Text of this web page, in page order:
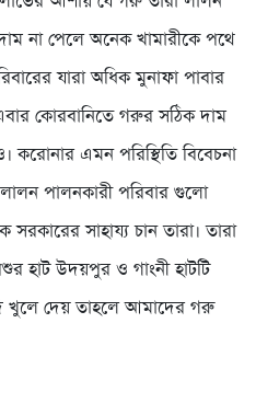
না পেলে অনেক খামারীকে পথে
যারা অধিক মুনাফা পাবার
কোরবানিতে গরুর সঠিক দাম
করোনার এমন পরিস্থিতি বিবেচনা
পালনকারী পরিবার গুলো
সাহায্য চান তারা। তারা
হাট উদয়পুর ও গাংনী হাটটি
খুলে দেয় তাহলে আমাদের গরু